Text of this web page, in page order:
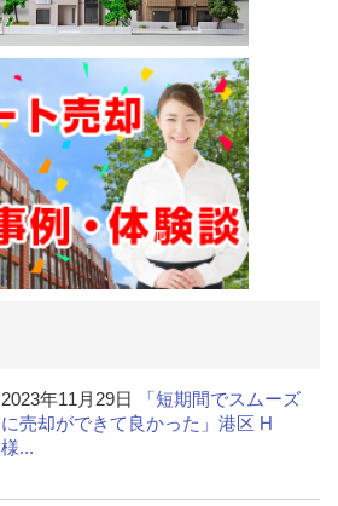
2023年11月29日
「短期間でスムーズ
に売却ができて良かった」港区 H
様...